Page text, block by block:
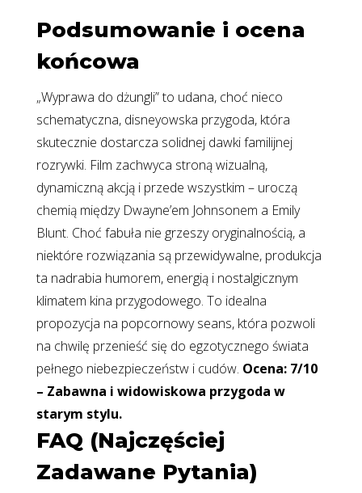
Podsumowanie i ocena
końcowa
„Wyprawa do dżungli” to udana, choć nieco
schematyczna, disneyowska przygoda, która
skutecznie dostarcza solidnej dawki familijnej
rozrywki. Film zachwyca stroną wizualną,
dynamiczną akcją i przede wszystkim – uroczą
chemią między Dwayne’em Johnsonem a Emily
Blunt. Choć fabuła nie grzeszy oryginalnością, a
niektóre rozwiązania są przewidywalne, produkcja
ta nadrabia humorem, energią i nostalgicznym
klimatem kina przygodowego. To idealna
propozycja na popcornowy seans, która pozwoli
na chwilę przenieść się do egzotycznego świata
pełnego niebezpieczeństw i cudów. Ocena: 7/10
– Zabawna i widowiskowa przygoda w
starym stylu.
FAQ (Najczęściej
Zadawane Pytania)